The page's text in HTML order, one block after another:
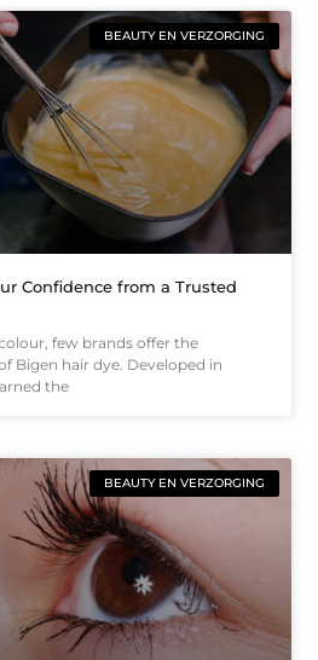
BEAUTY EN VERZORGING
Confidence from a Trusted
few brands offer the
Bigen hair dye. Developed in
the
BEAUTY EN VERZORGING